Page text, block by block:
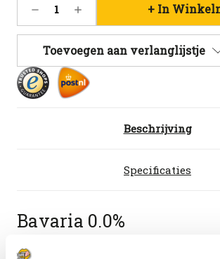
voorraad:
380
Hoeveelheid
van
0.0%
blik
33cl
Hoeveelheid
van
0.0%
blik
33cl
Toevoegen aan verlanglijstje
Beschrijving
Specificaties
Bavaria 0.0%
Bavaria 0.0% is een verfrissend